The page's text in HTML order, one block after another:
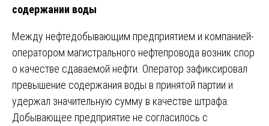
содержании воды
Между нефтедобывающим предприятием и компанией-
оператором магистрального нефтепровода возник спор
о качестве сдаваемой нефти. Оператор зафиксировал
превышение содержания воды в принятой партии и
удержал значительную сумму в качестве штрафа.
Добывающее предприятие не согласилось с